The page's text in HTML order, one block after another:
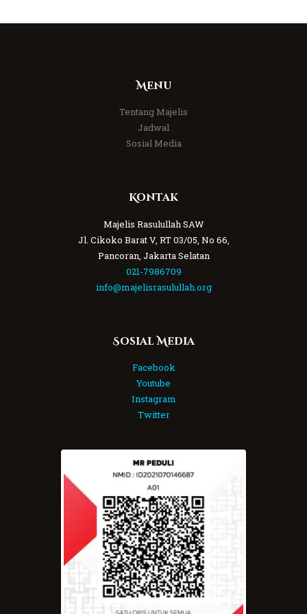
Menu
Tentang Majelis
Jadwal
Sosial Media
Kontak
Majelis Rasulullah SAW
Jl. Cikoko Barat V, RT 03/05, No 66,
Pancoran, Jakarta Selatan
021-7986709
info@majelisrasulullah.org
Sosial Media
Facebook
Youtube
Instagram
Twitter